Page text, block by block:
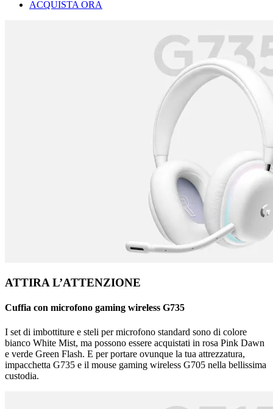
ACQUISTA ORA
ATTIRA L’ATTENZIONE
Cuffia con microfono gaming wireless G735
I set di imbottiture e steli per microfono standard sono di colore
bianco White Mist, ma possono essere acquistati in rosa Pink Dawn
e verde Green Flash. E per portare ovunque la tua attrezzatura,
impacchetta G735 e il mouse gaming wireless G705 nella bellissima
custodia.